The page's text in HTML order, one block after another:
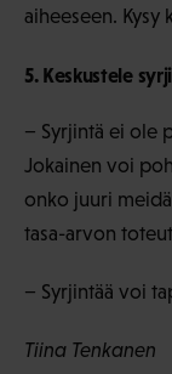
aiheeseen. Kysy
5. Keskustele
− Syrjintä ei ole
Jokainen voi
onko juuri
tasa-arvon
− Syrjintää voi
Tiina Tenkanen